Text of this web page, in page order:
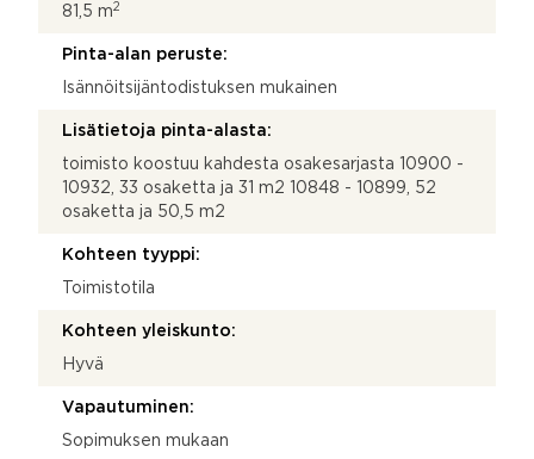
81,5 m2
Pinta-alan peruste:
Isännöitsijäntodistuksen mukainen
Lisätietoja pinta-alasta:
toimisto koostuu kahdesta osakesarjasta 10900 -
10932, 33 osaketta ja 31 m2 10848 - 10899, 52
osaketta ja 50,5 m2
Kohteen tyyppi:
Toimistotila
Kohteen yleiskunto:
Hyvä
Vapautuminen:
Sopimuksen mukaan